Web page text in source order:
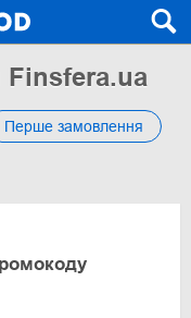
Перше замовлення